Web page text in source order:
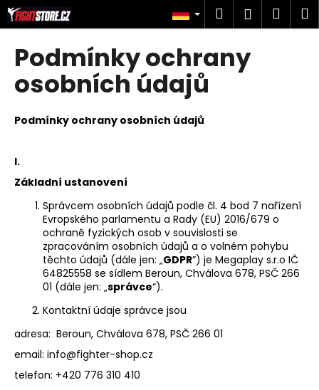
Zum
Inhalt
springen
Suchen
Login
Podmínky ochrany
osobních údajů
Podmínky ochrany osobních údajů
I.
Základní ustanovení
Správcem osobních údajů podle čl. 4 bod 7 nařízení
Evropského parlamentu a Rady (EU) 2016/679 o
ochraně fyzických osob v souvislosti se
zpracováním osobních údajů a o volném pohybu
těchto údajů (dále jen: „GDPR”) je Megaplay s.r.o IČ
64825558 se sídlem Beroun, Chválova 678, PSČ 266
01 (dále jen: „správce“).
Kontaktní údaje správce jsou
adresa: Beroun, Chválova 678, PSČ 266 01
email: info@fighter-shop.cz
telefon: +420 776 310 410
W
a
zum
zum
W
a
s
u
c
h
SUCHEN